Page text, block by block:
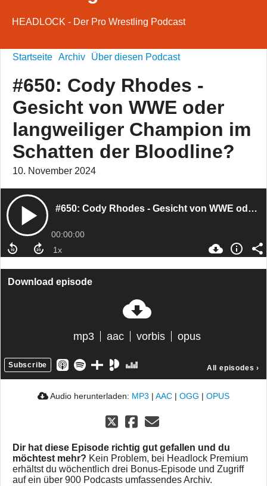
HEADLOCK - Der Pro Wrestling Podcast
Startseite Archiv Über diesen Podcast
#650: Cody Rhodes -
Gesicht von WWE oder
langweiliger Champion im
Schatten der Bloodline?
10. November 2024
#650: Cody Rhodes - Gesicht von WWE oder langweiliger Champion im Schatten der Bloodline?
00:00:00
Download episode
mp3 aac vorbis opus
Subscribe All episodes ›
Audio herunterladen: MP3 | AAC | OGG | OPUS
Dir hat diese Episode richtig gut gefallen und du
möchtest mehr? Kein Problem, bei Headlock Premium
erhältst du wöchentlich drei Bonus-Episode und Zugriff
auf ein über 900 Podcasts umfassendes Archiv.